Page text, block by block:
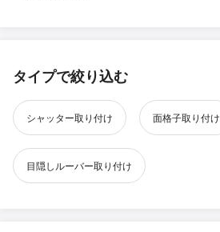
タイプで絞り込む
シャッター取り付け 面格子取り付け
目隠しルーバー取り付け